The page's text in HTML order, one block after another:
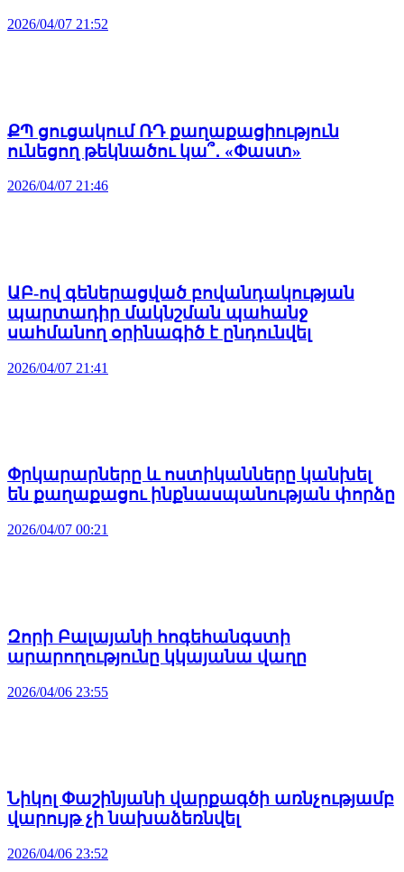
2026/04/07 21:52
ՔՊ ցուցակում ՌԴ քաղաքացիություն
ունեցող թեկնածու կա՞․ «Փաստ»
2026/04/07 21:46
ԱԲ-ով գեներացված բովանդակության
պարտադիր մակնշման պահանջ
սահմանող օրինագիծ է ընդունվել
2026/04/07 21:41
Փրկարարները և ոստիկանները կանխել
են քաղաքացու ինքնասպանության փորձը
2026/04/07 00:21
Զորի Բալայանի հոգեհանգստի
արարողությունը կկայանա վաղը
2026/04/06 23:55
Նիկոլ Փաշինյանի վարքագծի առնչությամբ
վարույթ չի նախաձեռնվել
2026/04/06 23:52